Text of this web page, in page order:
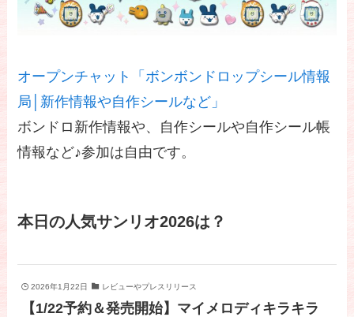
オープンチャット「ボンボンドロップシール情報
局│新作情報や自作シールなど」
ボンドロ新作情報や、自作シールや自作シール帳
情報など♪参加は自由です。
本日の人気サンリオ2026は？
2026年1月22日 レビューやプレスリリース
【1/22予約＆発売開始】マイメロディキラキラ